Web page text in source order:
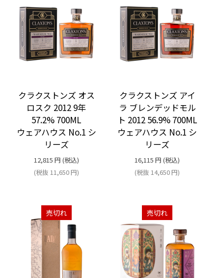
クラクストンズ オス
ロスク 2012 9年
57.2% 700ML
ウェアハウス No.1 シ
リーズ
12,815 円 (税込)
(税抜 11,650円)
クラクストンズ アイ
ラ ブレンデッドモル
ト 2012 56.9% 700ML
ウェアハウス No.1 シ
リーズ
16,115 円 (税込)
(税抜14,650円)
売切れ 売切れ